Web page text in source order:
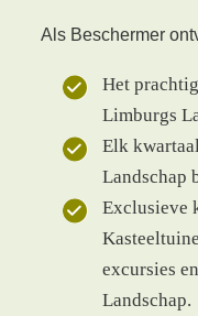
Als Beschermer
Het
Limburgs
Elk
Landschap
Exclusieve
excursies
Landschap.